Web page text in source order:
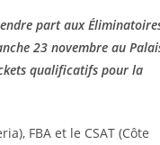
part aux
23 novembre au
qualificatifs pour la
FBA et le CSAT (Côte